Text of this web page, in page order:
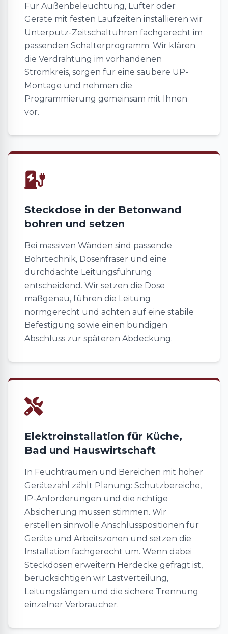
Für Außenbeleuchtung, Lüfter oder
Geräte mit festen Laufzeiten installieren wir
Unterputz-Zeitschaltuhren fachgerecht im
passenden Schalterprogramm. Wir klären
die Verdrahtung im vorhandenen
Stromkreis, sorgen für eine saubere UP-
Montage und nehmen die
Programmierung gemeinsam mit Ihnen
vor.
Steckdose in der Betonwand
bohren und setzen
Bei massiven Wänden sind passende
Bohrtechnik, Dosenfräser und eine
durchdachte Leitungsführung
entscheidend. Wir setzen die Dose
maßgenau, führen die Leitung
normgerecht und achten auf eine stabile
Befestigung sowie einen bündigen
Abschluss zur späteren Abdeckung.
Elektroinstallation für Küche,
Bad und Hauswirtschaft
In Feuchträumen und Bereichen mit hoher
Gerätezahl zählt Planung: Schutzbereiche,
IP-Anforderungen und die richtige
Absicherung müssen stimmen. Wir
erstellen sinnvolle Anschlusspositionen für
Geräte und Arbeitszonen und setzen die
Installation fachgerecht um. Wenn dabei
Steckdosen erweitern Herdecke gefragt ist,
berücksichtigen wir Lastverteilung,
Leitungslängen und die sichere Trennung
einzelner Verbraucher.